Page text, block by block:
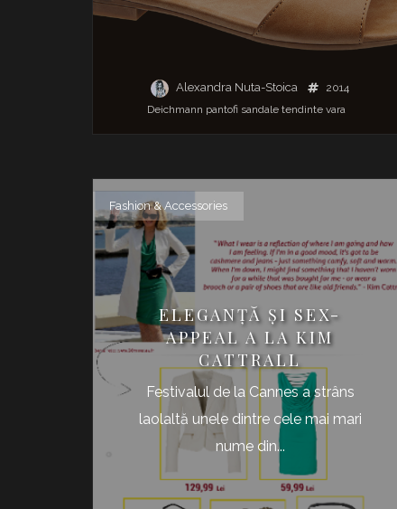
Alexandra Nuta-Stoica
2014
Deichmann pantofi sandale tendinte vara
Fashion & Accessories
ELEGANŢĂ ŞI SEX-
APPEAL A LA KIM
CATTRALL
Festivalul de la Cannes a strâns
laolaltă unele dintre cele mai mari
nume din...